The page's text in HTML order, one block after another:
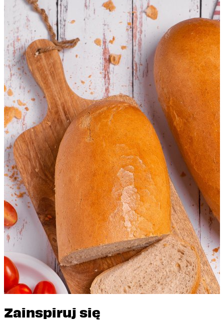
Zainspiruj się